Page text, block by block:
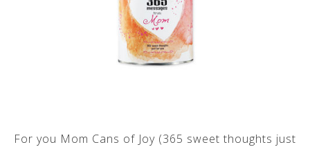
For you Mom Cans of Joy (365 sweet thoughts just